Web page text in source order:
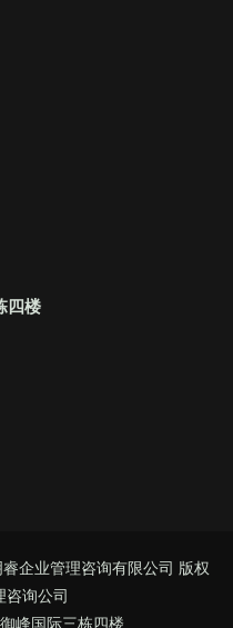
四楼
企业管理咨询有限公司 版权
询公司
峰国际三栋四楼